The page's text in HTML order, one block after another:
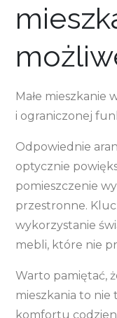
Małe mieszkanie
i ograniczonej
Odpowiednie
optycznie
pomieszczenie
przestronne.
wykorzystanie
mebli, które nie
Warto pamiętać,
mieszkania to nie
komfortu